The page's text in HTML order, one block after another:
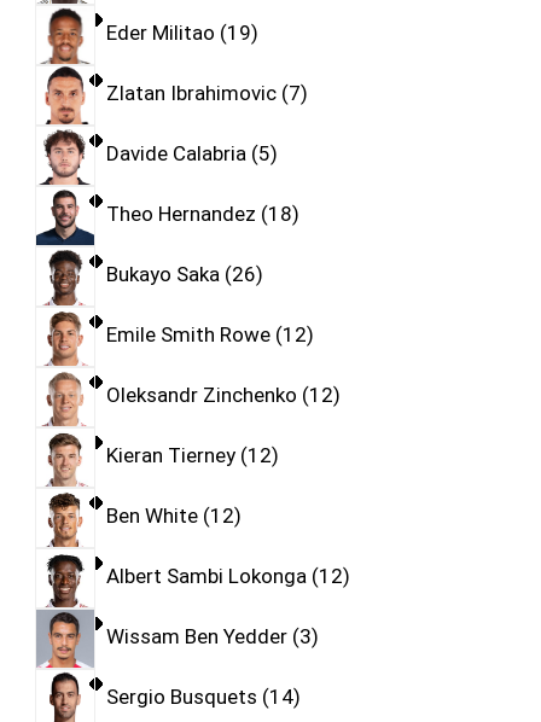
Eder Militao 19
Zlatan Ibrahimovic 7
Davide Calabria 5
Theo Hernandez 18
Bukayo Saka 26
Emile Smith Rowe 12
Oleksandr Zinchenko 12
Kieran Tierney 12
Ben White 12
Albert Sambi Lokonga 12
Wissam Ben Yedder 3
Sergio Busquets 14